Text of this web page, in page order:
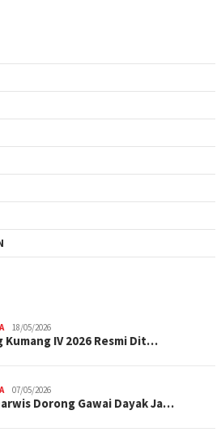
18/05/2026
IV 2026 Resmi Dit…
07/05/2026
Dorong Gawai Dayak Ja…